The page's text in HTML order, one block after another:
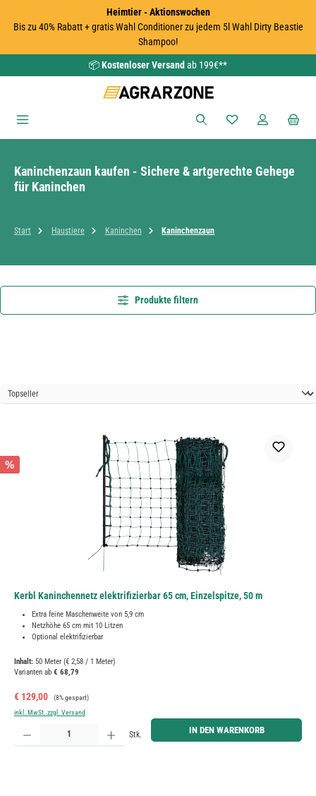
Heimtier - Aktionswochen
Bis zu 40% Rabatt + gratis Wahl Conditioner zu jedem 5l Wahl Dirty Beastie
Shampoo!
📦Kostenloser Versand ab 199€**
Du hast 0
Kaninchenzaun kaufen - Sichere & artgerechte Gehege
für Kaninchen
Start Haustiere Kaninchen Kaninchenzaun
Produkte filtern
%
Kerbl Kaninchennetz elektrifizierbar 65 cm, Einzelspitze, 50 m
Extra feine Maschenweite von 5,9 cm
Netzhöhe 65 cm mit 10 Litzen
Optional elektrifizierbar
Inhalt: 50 Meter (€ 2,58 / 1 Meter)
Varianten ab € 68,79
Verkaufspreis:
€ 129,00 Regulärer Preis:
(8% gespart)
inkl. MwSt. zzgl. Versand
Produkt Anzahl: Gib den gewünschten Wert ein oder benutze die Schaltflächen um die Anzahl zu
Stk. IN DEN WARENKORB